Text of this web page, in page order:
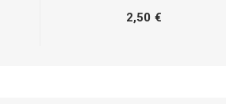
2,50 €